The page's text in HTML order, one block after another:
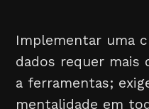
Implementar uma
dados requer mais
a ferramentas;
mentalidade em